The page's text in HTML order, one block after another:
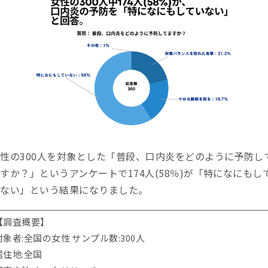
の300人を対象とした「普段、口内炎をどのように予防し
か？」というアンケートで174人(58％)が「特になにもし
い」という結果になりました。
調査概要】
象者:全国の女性 サンプル数:300人
住地:全国